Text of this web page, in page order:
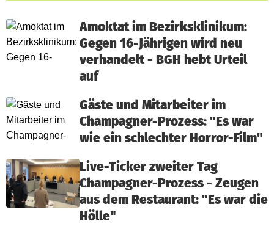
Amoktat im Bezirksklinikum:
Gegen 16-Jährigen wird neu
verhandelt - BGH hebt Urteil
auf
Gäste und Mitarbeiter im
Champagner-Prozess: "Es war
wie ein schlechter Horror-Film"
Live-Ticker zweiter Tag
Champagner-Prozess - Zeugen
aus dem Restaurant: "Es war die
Hölle"